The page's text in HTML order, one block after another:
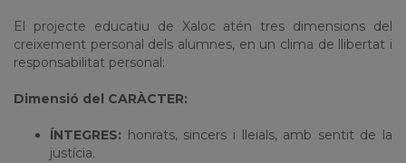
El projecte educatiu de Xaloc atén tres dimensions del
creixement personal dels alumnes, en un clima de llibertat i
responsabilitat personal:
Dimensió del CARÀCTER:
ÍNTEGRES: honrats, sincers i lleials, amb sentit de la
justícia.